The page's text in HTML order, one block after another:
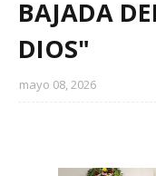
BAJADA
DIOS"
mayo 08, 2026